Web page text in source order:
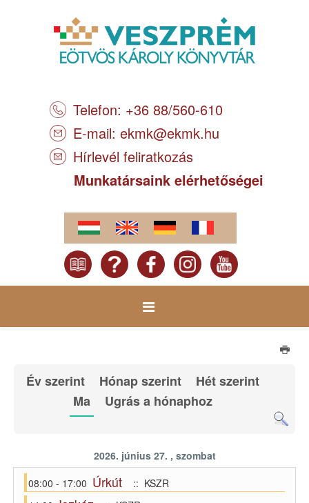
Telefon: +36 88/560-610
E-mail: ekmk@ekmk.hu
Hírlevél feliratkozás
Munkatársaink elérhetőségei
Év szerint Hónap szerint
Hét szerint
Ma
Ugrás a hónaphoz
2026. június 27. , szombat
08:00 - 17:00 Úrkút
:: KSZR